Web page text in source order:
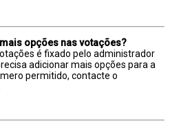
opções nas votações?
é fixado pelo administrador
adicionar mais opções para a
permitido, contacte o